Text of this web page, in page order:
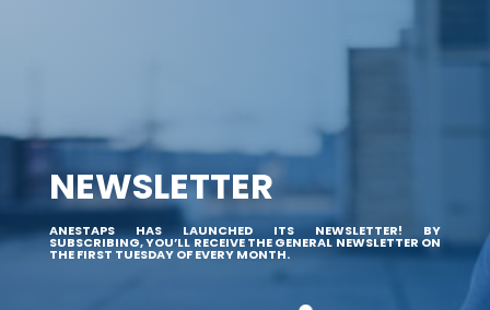
NEWSLETTER
ANESTAPS HAS LAUNCHED ITS NEWSLETTER! BY
SUBSCRIBING, YOU’LL RECEIVE THE GENERAL NEWSLETTER ON
THE FIRST TUESDAY OF EVERY MONTH.